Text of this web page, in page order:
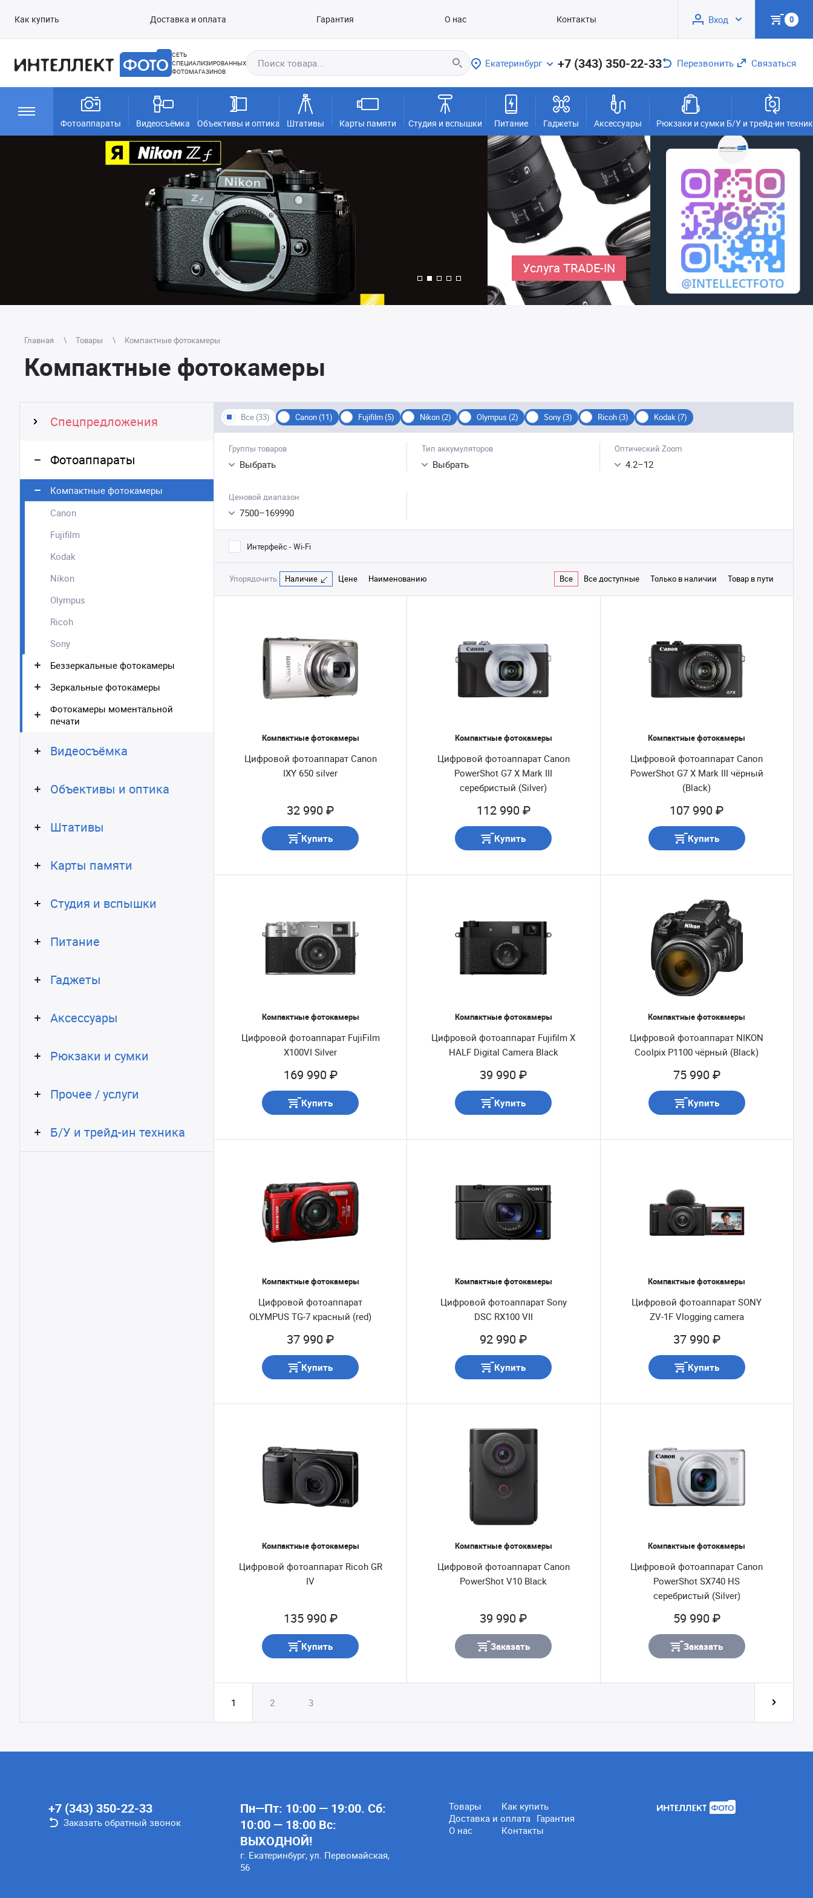
Как купить Доставка и оплата Гарантия О нас Контакты Вход 0
СЕТЬ
СПЕЦИАЛИЗИРОВАННЫХ
ФОТОМАГАЗИНОВ
Екатеринбург +7 (343) 350-22-33 Перезвонить Связаться
Фотоаппараты Видеосъёмка Объективы и оптика Штативы Карты памяти Студия и вспышки Питание Гаджеты Аксессуары Рюкзаки и сумки Б/У и трейд-ин
Услуга TRADE-IN
Главная Товары Компактные фотокамеры
Компактные фотокамеры
Спецпредложения
Фотоаппараты
Компактные фотокамеры
Canon
Fujifilm
Kodak
Nikon
Olympus
Ricoh
Sony
Беззеркальные фотокамеры
Зеркальные фотокамеры
Фотокамеры моментальной
печати
Видеосъёмка
Объективы и оптика
Штативы
Карты памяти
Студия и вспышки
Питание
Гаджеты
Аксессуары
Рюкзаки и сумки
Прочее / услуги
Б/У и трейд-ин техника
Все (33) Canon (11) Fujifilm (5) Nikon (2) Olympus (2) Sony (3) Ricoh (3) Kodak (7)
Группы товаров
Выбрать
Тип аккумуляторов
Выбрать
Оптический Zoom
4.2–12
Ценовой диапазон
7500–169990
Интерфейс - Wi-Fi
Упорядочить: Наличие Цене Наименованию Все Все доступные Только в наличии Товар в пути
Компактные фотокамеры
Цифровой фотоаппарат Canon
IXY 650 silver
32 990 ₽
Купить
Компактные фотокамеры
Цифровой фотоаппарат Canon
PowerShot G7 X Mark III
серебристый (Silver)
112 990 ₽
Купить
Компактные фотокамеры
Цифровой фотоаппарат Canon
PowerShot G7 X Mark III чёрный
(Black)
107 990 ₽
Купить
Компактные фотокамеры
Цифровой фотоаппарат FujiFilm
X100VI Silver
169 990 ₽
Купить
Компактные фотокамеры
Цифровой фотоаппарат Fujifilm X
HALF Digital Camera Black
39 990 ₽
Купить
Компактные фотокамеры
Цифровой фотоаппарат NIKON
Coolpix P1100 чёрный (Black)
75 990 ₽
Купить
Компактные фотокамеры
Цифровой фотоаппарат
OLYMPUS TG-7 красный (red)
37 990 ₽
Купить
Компактные фотокамеры
Цифровой фотоаппарат Sony
DSC RX100 VII
92 990 ₽
Купить
Компактные фотокамеры
Цифровой фотоаппарат SONY
ZV-1F Vlogging camera
37 990 ₽
Купить
Компактные фотокамеры
Цифровой фотоаппарат Ricoh GR
IV
135 990 ₽
Купить
Компактные фотокамеры
Цифровой фотоаппарат Canon
PowerShot V10 Black
39 990 ₽
Заказать
Компактные фотокамеры
Цифровой фотоаппарат Canon
PowerShot SX740 HS
серебристый (Silver)
59 990 ₽
Заказать
1 2 3
+7 (343) 350-22-33
Заказать обратный звонок
Пн—Пт: 10:00 — 19:00. Сб:
10:00 — 18:00 Вс:
ВЫХОДНОЙ!
г. Екатеринбург, ул. Первомайская,
56
Товары
Как купить
Доставка и оплата Гарантия
О нас
Контакты